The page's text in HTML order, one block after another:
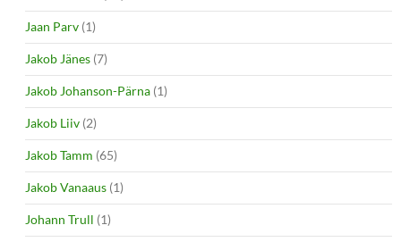
Jaan Parv (1)
Jakob Jänes (7)
Jakob Johanson-Pärna (1)
Jakob Liiv (2)
Jakob Tamm (65)
Jakob Vanaaus (1)
Johann Trull (1)